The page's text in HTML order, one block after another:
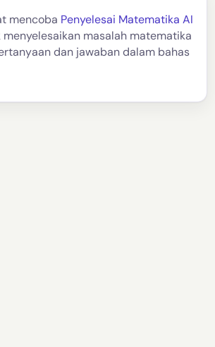
mencoba Penyelesai Matematika AI
menyelesaikan masalah matematika
dan jawaban dalam bahas